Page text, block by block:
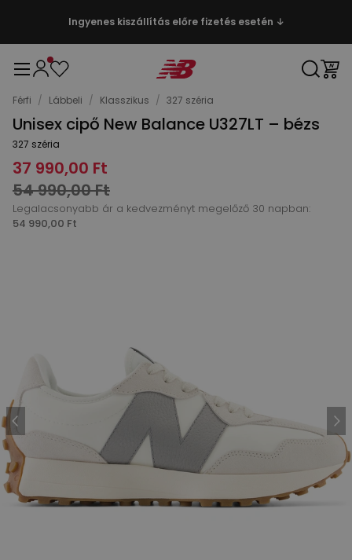
Ingyenes kiszállítás előre fizetés esetén ↓
Férfi / Lábbeli / Klasszikus / 327 széria
Unisex cipő New Balance U327LT – bézs
327 széria
37 990,00 Ft
54 990,00 Ft
Legalacsonyabb ár a kedvezményt megelőző 30 napban:
54 990,00 Ft